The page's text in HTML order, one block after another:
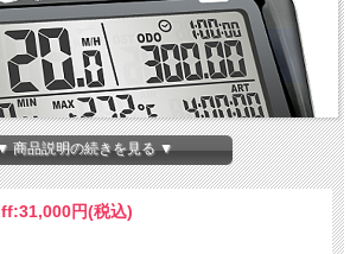
商品説明の続きを見る ▼
31,000円(税込)